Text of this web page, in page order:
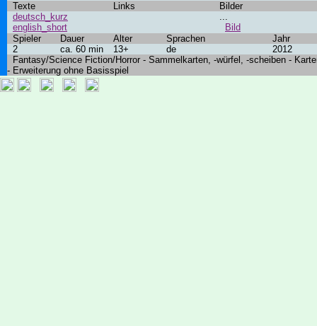
Texte Links
Bilder
deutsch_kurz
english_short
...
Bild
Spieler
Dauer Alter Sprachen
Jahr
2
ca. 60 min 13+ de
2012
Fantasy/Science Fiction/Horror - Sammelkarten, -würfel, -scheiben -
- Erweiterung ohne Basisspiel